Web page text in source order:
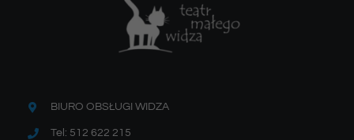
BIURO OBSŁUGI WIDZA
Tel: 512 622 215